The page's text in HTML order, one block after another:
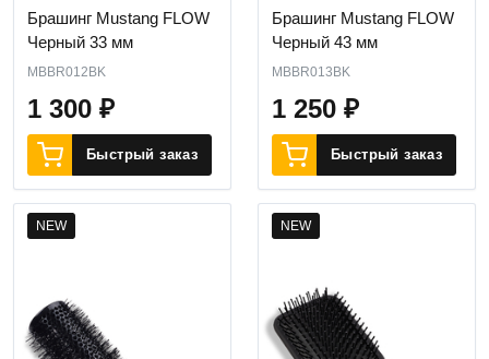
Брашинг Mustang FLOW
Черный 33 мм
MBBR012BK
1 300 ₽
Быстрый заказ
Брашинг Mustang FLOW
Черный 43 мм
MBBR013BK
1 250 ₽
Быстрый заказ
NEW NEW